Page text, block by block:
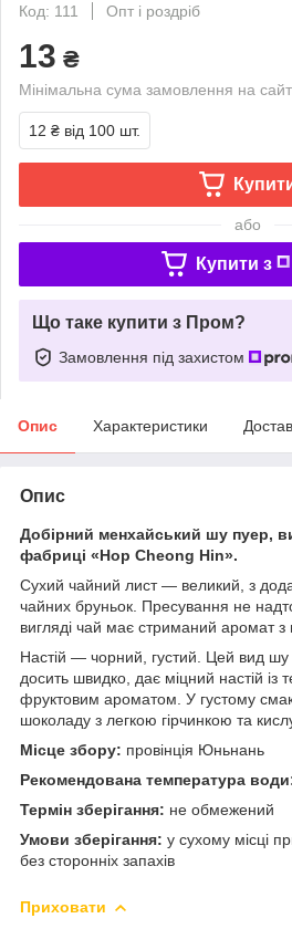
Код: 111
Опт і роздріб
13 ₴
Мінімальна сума замовлення на
12 ₴ від 100 шт.
або
Купити з
Що таке купити з Пром?
Замовлення під захистом
Опис Характеристики
Опис
Добірний менхайський шу пуер,
фабриці «Hop Cheong Hin».
Сухий чайний лист — великий, з
чайних бруньок. Пресування не
вигляді чай має стриманий аромат з
Настій — чорний, густий. Цей вид шу
досить швидко, дає міцний настій із
фруктовим ароматом. У густому
шоколаду з легкою гірчинкою та
Місце збору: провінція Юньнань
Рекомендована температура
Термін зберігання: не обмежений
Умови зберігання: у сухому місці
без сторонніх запахів
Приховати